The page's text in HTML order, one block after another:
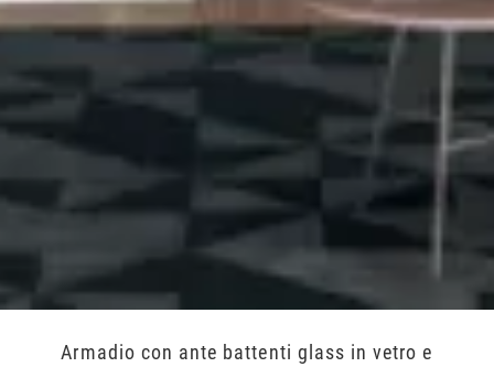
Armadio con ante battenti glass in vetro e